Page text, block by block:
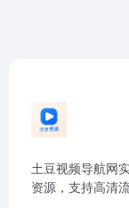
土豆视频导航网
资源，支持高清